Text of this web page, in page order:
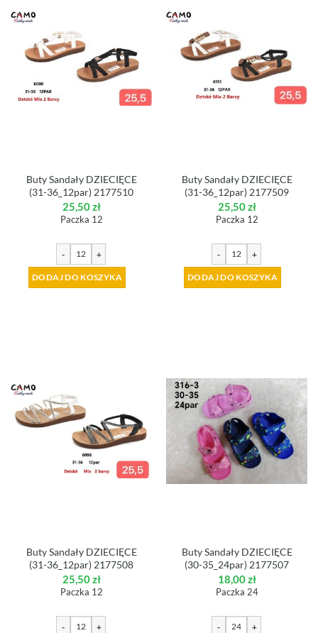
Buty Sandały DZIECIĘCE
(31-36_12par) 2177510
25,50zł
Paczka 12
- +
DODAJ DO KOSZYKA
Buty Sandały DZIECIĘCE
(31-36_12par) 2177509
25,50zł
Paczka 12
- +
DODAJ DO KOSZYKA
Buty Sandały DZIECIĘCE
(31-36_12par) 2177508
25,50zł
Paczka 12
- +
Buty Sandały DZIECIĘCE
(30-35_24par) 2177507
18,00zł
Paczka 24
- +